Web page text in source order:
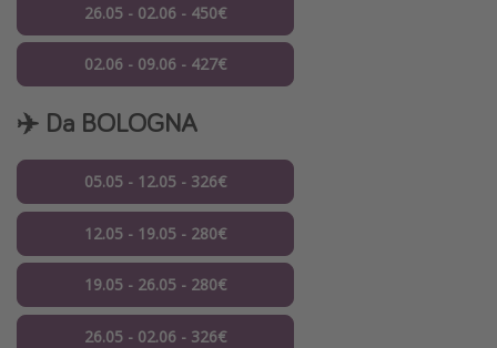
26.05 - 02.06 - 450€
02.06 - 09.06 - 427€
✈️ Da BOLOGNA
05.05 - 12.05 - 326€
12.05 - 19.05 - 280€
19.05 - 26.05 - 280€
26.05 - 02.06 - 326€